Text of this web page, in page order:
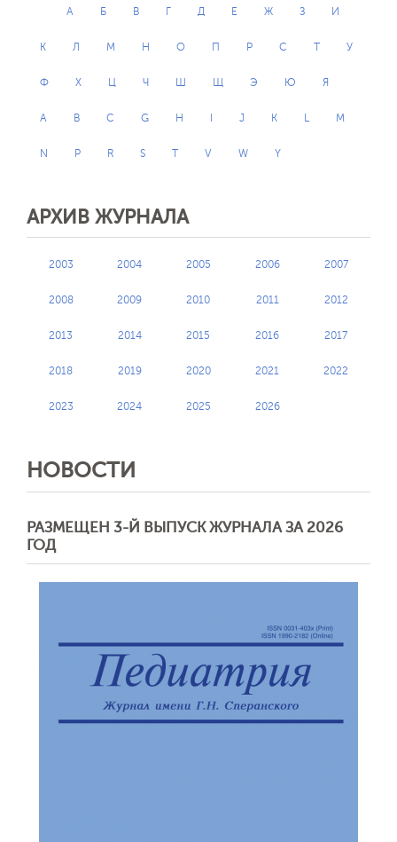
А Б В Г Д Е Ж З И
К Л М Н О П Р С Т У
Ф Х Ц Ч Ш Щ Э Ю Я
A B C G H J K L M
N P R S T V W Y
АРХИВ ЖУРНАЛА
2003 2004 2005 2006 2007
2008 2009 2010 2011 2012
2013 2014 2015 2016 2017
2018 2019 2020 2021 2022
2023 2024 2025 2026
НОВОСТИ
РАЗМЕЩЕН 3-Й ВЫПУСК ЖУРНАЛА ЗА 2026
ГОД